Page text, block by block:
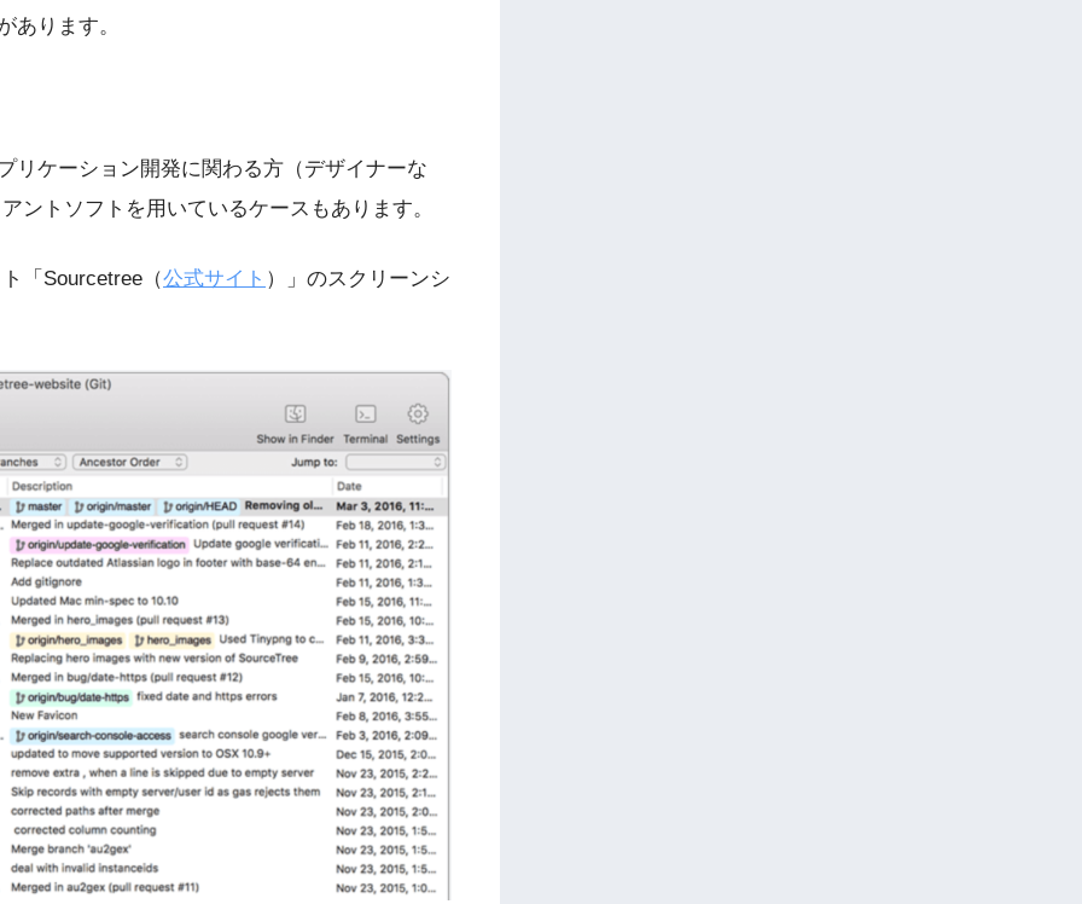
あります。
リケーション開発に関わる方（デザイナーな
ントソフトを用いているケースもあります。
「Sourcetree（公式サイト ）」のスクリーンシ